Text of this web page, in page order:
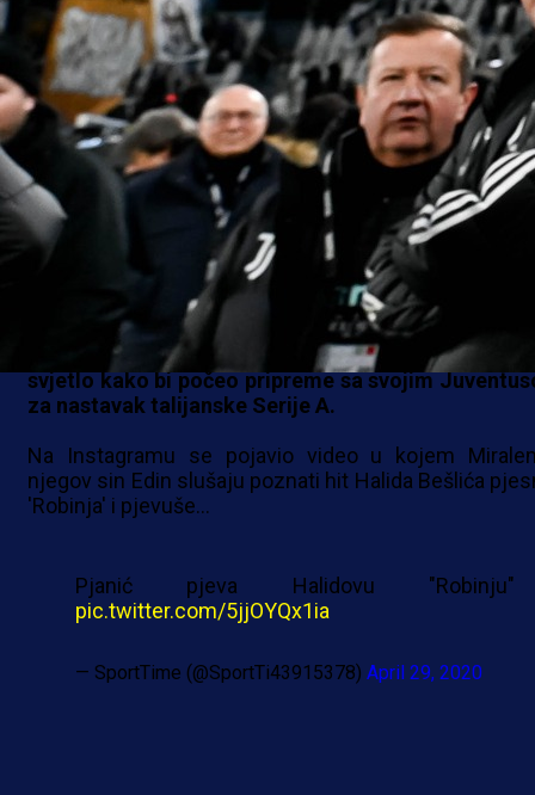
UŽIVAJU UZ HALIDA BEŠLIĆA
Miralem Pjanić se nalazi u Torinu gdje čeka
svjetlo kako bi počeo pripreme sa svojim
za nastavak talijanske Serije A.
Na Instagramu se pojavio video u kojem
njegov sin Edin slušaju poznati hit Halida Bešlića
'Robinja' i pjevuše...
Pjanić pjeva Halidovu "Robinju"
pic.twitter.com/5jjOYQx1ia
— SportTime (@SportTi43915378) April 29, 2020